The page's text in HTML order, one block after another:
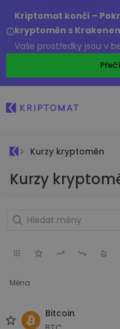
Kriptomat končí –
kryptoměn s
Vaše prostředky jsou v
Kurzy kryptoměn
Kurzy
Měna
Bitcoin